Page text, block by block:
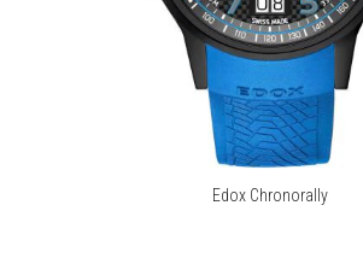
Kolekcja Chronorally
Zegarki Chronorally to bogato wyposażone,
czasomierze. Wszystkie funkcje uruchamiane
charakterystycznych przycisków i dużej
Zresztą taka jest ich geneza – zegarki
Edox Chronorally